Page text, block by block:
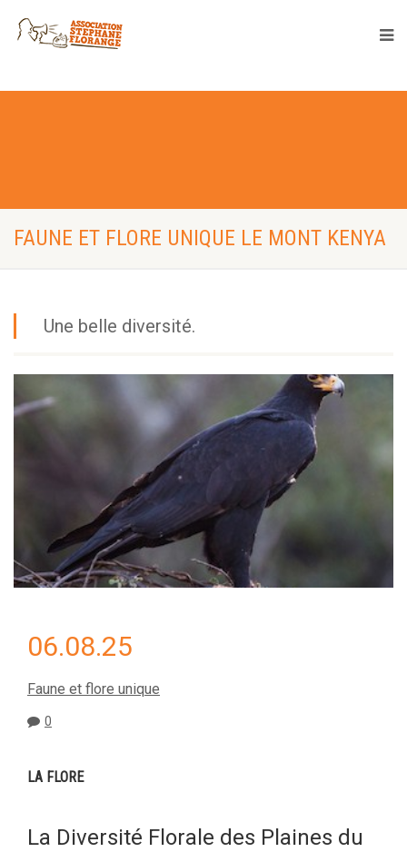
FAUNE ET FLORE UNIQUE LE MONT KENYA
Une belle diversité.
06.08.25
Faune et flore unique
0
LA FLORE
La Diversité Florale des Plaines du